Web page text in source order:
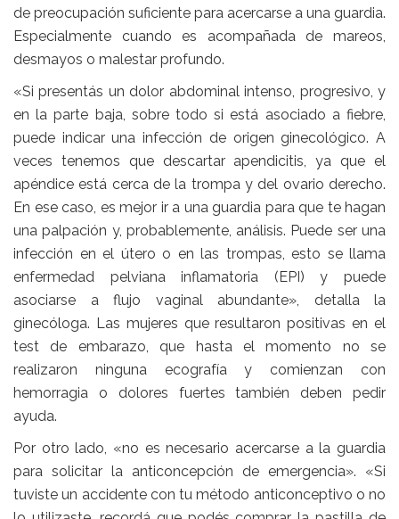
de preocupación suficiente para acercarse a una guardia.
Especialmente cuando es acompañada de mareos,
desmayos o malestar profundo.
«Si presentás un dolor abdominal intenso, progresivo, y
en la parte baja, sobre todo si está asociado a fiebre,
puede indicar una infección de origen ginecológico. A
veces tenemos que descartar apendicitis, ya que el
apéndice está cerca de la trompa y del ovario derecho.
En ese caso, es mejor ir a una guardia para que te hagan
una palpación y, probablemente, análisis. Puede ser una
infección en el útero o en las trompas, esto se llama
enfermedad pelviana inflamatoria (EPI) y puede
asociarse a flujo vaginal abundante», detalla la
ginecóloga. Las mujeres que resultaron positivas en el
test de embarazo, que hasta el momento no se
realizaron ninguna ecografía y comienzan con
hemorragia o dolores fuertes también deben pedir
ayuda.
Por otro lado, «no es necesario acercarse a la guardia
para solicitar la anticoncepción de emergencia». «Si
tuviste un accidente con tu método anticonceptivo o no